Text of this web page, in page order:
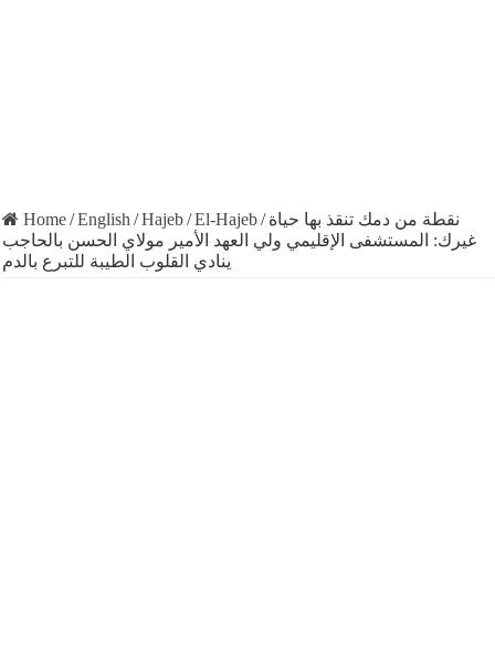
Home/English /Hajeb/El-Hajeb/ نقطة من دمك تنقذ بها حياة
غيرك: المستشفى الإقليمي ولي العهد الأمير مولاي الحسن بالحاجب
ينادي القلوب الطيبة للتبرع بالدم